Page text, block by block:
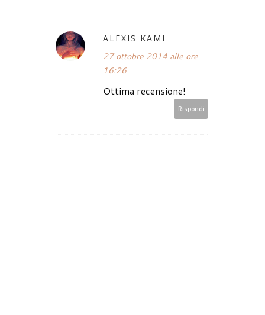
ALEXIS KAMI
27 ottobre 2014 alle ore
16:26
Ottima recensione!
Rispondi